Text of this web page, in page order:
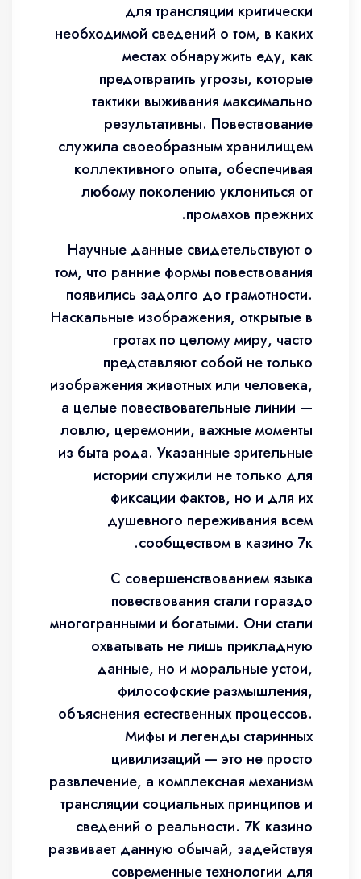
для трансляции критически
необходимой сведений о том, в каких
местах обнаружить еду, как
предотвратить угрозы, которые
тактики выживания максимально
результативны. Повествование
служила своеобразным хранилищем
коллективного опыта, обеспечивая
любому поколению уклониться от
промахов прежних.
Научные данные свидетельствуют о
том, что ранние формы повествования
появились задолго до грамотности.
Наскальные изображения, открытые в
гротах по целому миру, часто
представляют собой не только
изображения животных или человека,
а целые повествовательные линии —
ловлю, церемонии, важные моменты
из быта рода. Указанные зрительные
истории служили не только для
фиксации фактов, но и для их
душевного переживания всем
сообществом в казино 7к.
С совершенствованием языка
повествования стали гораздо
многогранными и богатыми. Они стали
охватывать не лишь прикладную
данные, но и моральные устои,
философские размышления,
объяснения естественных процессов.
Мифы и легенды старинных
цивилизаций — это не просто
развлечение, а комплексная механизм
трансляции социальных принципов и
сведений о реальности. 7К казино
развивает данную обычай, задействуя
современные технологии для